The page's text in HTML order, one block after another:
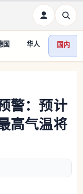
国 华人 国内
警：预计
高气温将